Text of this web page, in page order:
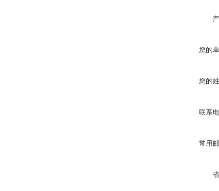
您的
您的
联系
常用